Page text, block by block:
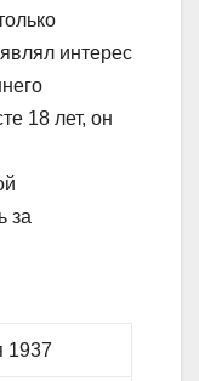
интерес
18 лет, он
за
1937